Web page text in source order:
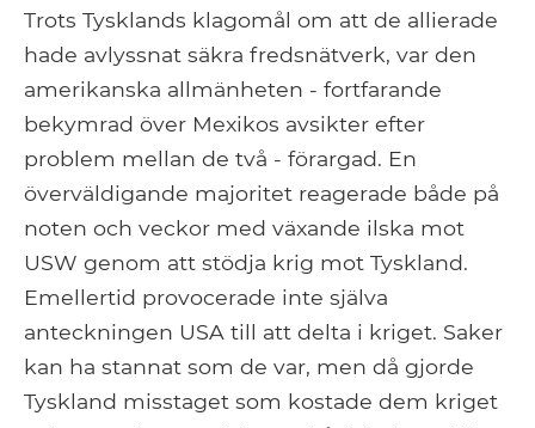
Trots Tysklands klagomål om att de allierade
hade avlyssnat säkra fredsnätverk, var den
amerikanska allmänheten - fortfarande
bekymrad över Mexikos avsikter efter
problem mellan de två - förargad. En
överväldigande majoritet reagerade både på
noten och veckor med växande ilska mot
USW genom att stödja krig mot Tyskland.
Emellertid provocerade inte själva
anteckningen USA till att delta i kriget. Saker
kan ha stannat som de var, men då gjorde
Tyskland misstaget som kostade dem kriget